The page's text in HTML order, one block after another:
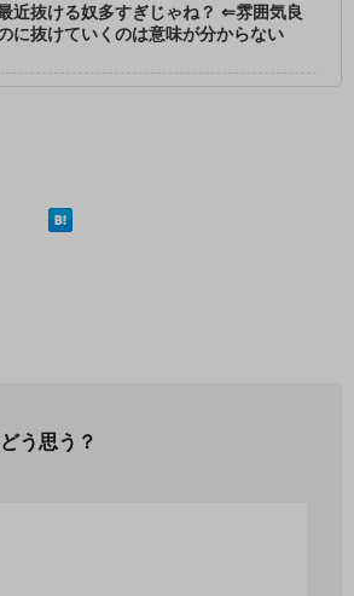
最近抜ける奴多すぎじゃね？ ⇐雰囲気良
に抜けていくのは意味が分からない
う思う？